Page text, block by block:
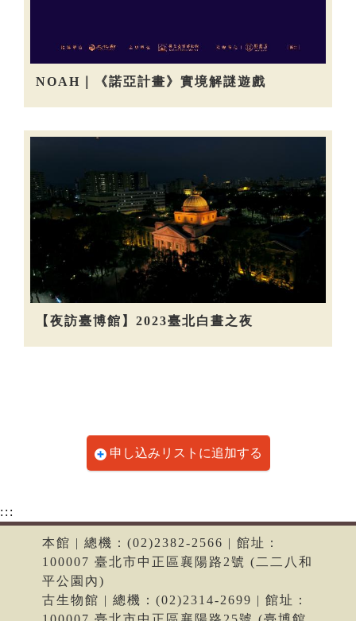
NOAH｜《諾亞計畫》實境解謎遊戲
【夜訪臺博館】2023臺北白晝之夜
申し込みリストに追加する
:::
本館 | 總機：(02)2382-2566 | 館址：
100007 臺北市中正區襄陽路2號 (二二八和
平公園內)
古生物館 | 總機：(02)2314-2699 | 館址：